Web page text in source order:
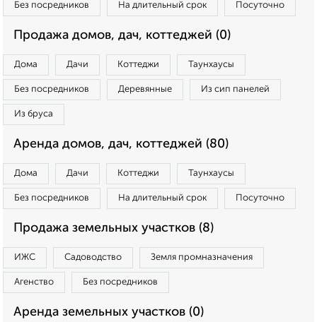
Без посредников На длительный срок Посуточно
Продажа домов, дач, коттеджей (0)
Дома Дачи Коттеджи Таунхаусы
Без посредников Деревянные Из сип панелей
Из бруса
Аренда домов, дач, коттеджей (80)
Дома Дачи Коттеджи Таунхаусы
Без посредников На длительный срок Посуточно
Продажа земельных участков (8)
ИЖС Садоводство Земля промназначения
Агенство Без посредников
Аренда земельных участков (0)